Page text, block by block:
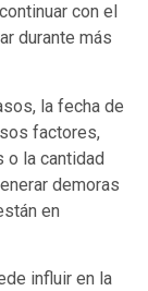
con el
durante más
la fecha de
factores,
o la cantidad
demoras
en
influir en la